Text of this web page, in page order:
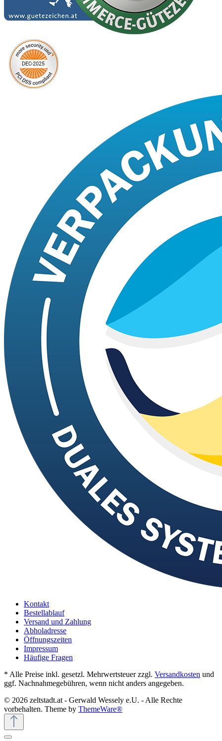
Kontakt
Bestellablauf
Versand und Zahlung
Abholadresse
Öffnungszeiten
Impressum
Häufige Fragen
* Alle Preise inkl. gesetzl. Mehrwertsteuer zzgl. Versandkosten und
ggf. Nachnahmegebühren, wenn nicht anders angegeben.
© 2026 zeltstadt.at - Gerwald Wessely e.U. - Alle Rechte
vorbehalten. Theme by ThemeWare®